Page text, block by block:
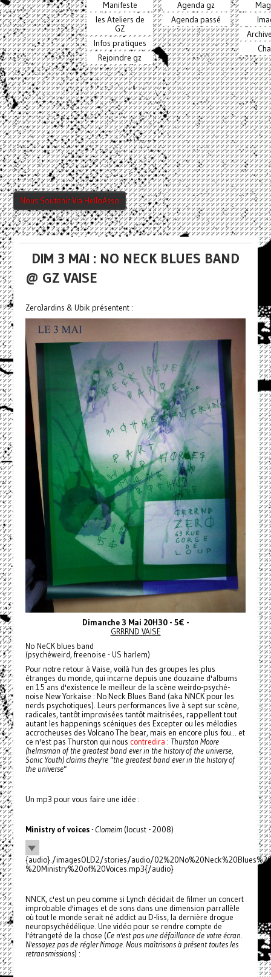
Manifeste
les Ateliers de
GZ
Infos pratiques
Rejoindre gz
Agenda gz
Agenda passé
Nous Soutenir Via HelloAsso
DIM 3 MAI : NO NECK BLUES BAND
@ GZ VAISE
ZeroJardins & Ubik présentent :
Dimanche 3 Mai 20H30 - 5€ -
GRRRND VAISE
No NeCK blues band
(psychéweird, freenoise - US harlem)
Pour notre retour à Vaise, voilà l'un des groupes les plus
étranges du monde, qui incarne depuis une douzaine d'albums
en 15 ans d'existence le meilleur de la scène weirdo-psyché-
noise New Yorkaise : No Neck Blues Band (aka NNCK pour les
nerds psychotiques). Leurs performances live à sept sur scène,
radicales, tantôt improvisées tantôt maitrisées, rappellent tout
autant les happenings scéniques des Excepter ou les mélodies
accrocheuses des Volcano The bear, mais en encore plus fou... et
ce n'est pas Thurston qui nous contredira : Thurston Moore
(helmsman of the greatest band ever in the history of the universe,
Sonic Youth) claims they're "the greatest band ever in the history of
the universe"
Un mp3 pour vous faire une idée :
Ministry of voices- Clomeim(locust - 2008)
{audio}./imagesOLD2/stories/audio/
%20Ministry%20of%20Voices.mp3{/audio}
NNCK, c'est un peu comme si Lynch décidait de filmer un concert
improbable d'images et de sons dans une dimension parrallèle
où tout le monde serait né addict au D-liss, la dernière drogue
neuropsychédélique. Une vidéo pour se rendre compte de
l'étrangeté de la chose (Ce n'est pas une défaillance de votre écran.
N'essayez pas de régler l'image. Nous maîtrisons à présent toutes les
retransmissions) :